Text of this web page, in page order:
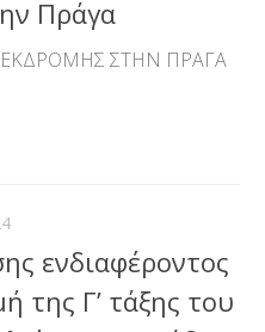
Πράγα
ΣΤΗΝ ΠΡΑΓΑ
ενδιαφέροντος
της Γ’ τάξης του